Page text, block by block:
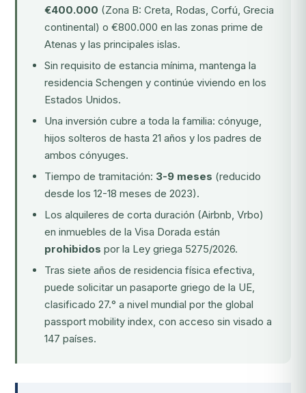
€400.000 (Zona B: Creta, Rodas, Corfú, Grecia
continental) o €800.000 en las zonas prime de
Atenas y las principales islas.
Sin requisito de estancia mínima, mantenga la
residencia Schengen y continúe viviendo en los
Estados Unidos.
Una inversión cubre a toda la familia: cónyuge,
hijos solteros de hasta 21 años y los padres de
ambos cónyuges.
Tiempo de tramitación: 3-9 meses (reducido
desde los 12-18 meses de 2023).
Los alquileres de corta duración (Airbnb, Vrbo)
en inmuebles de la Visa Dorada están
prohibidos por la Ley griega 5275/2026.
Tras siete años de residencia física efectiva,
puede solicitar un pasaporte griego de la UE,
clasificado 27.° a nivel mundial por the global
passport mobility index, con acceso sin visado a
147 países.